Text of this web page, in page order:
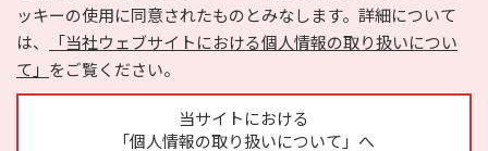
ッキーの使用に同意されたものとみなします。詳細について
は、
「当社ウェブサイトにおける個人情報の取り扱いについ
て」 をご覧ください。
当サイトにおける
「個人情報の取り扱いについて」へ
Copyright © HYOJITO.Co.,Ltd. All Rights Reserved.